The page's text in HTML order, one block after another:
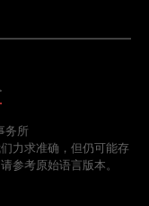
务所
力求准确，但仍可能存
参考原始语言版本。